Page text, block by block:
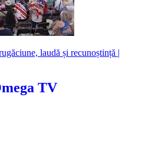
laudă și recunoștință |